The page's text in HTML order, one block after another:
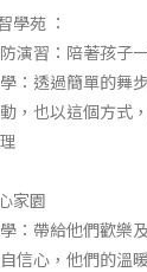
學苑 ：
演習：陪著孩子
：透過簡單的舞
，也以這個方式
家園
：帶給他們歡樂
信心，他們的溫